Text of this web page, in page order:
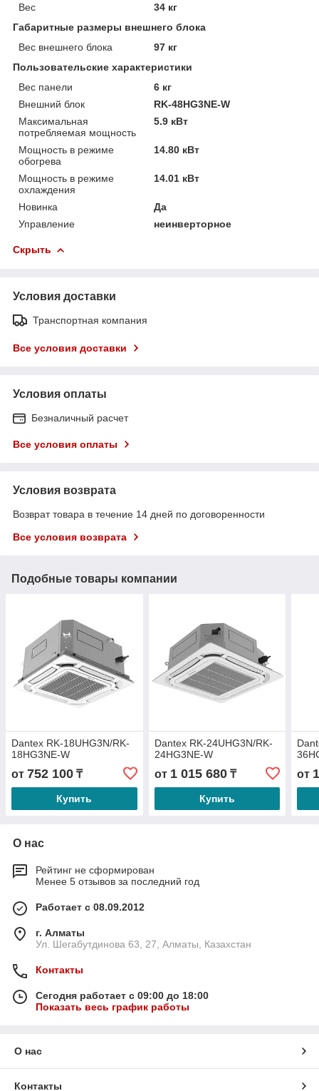
Вес
34 кг
Габаритные размеры внешнего блока
Вес внешнего блока
97 кг
Пользовательские характеристики
Вес панели
6 кг
Внешний блок
RK-48HG3NE-W
Максимальная
потребляемая мощность
5.9 кВт
Мощность в режиме
обогрева
14.80 кВт
Мощность в режиме
охлаждения
14.01 кВт
Новинка
Да
Управление
неинверторное
Скрыть
Условия доставки
Транспортная компания
Все условия доставки
Условия оплаты
Безналичный расчет
Все условия оплаты
Условия возврата
Возврат товара в течение 14 дней по договоренности
Все условия возврата
Подобные товары компании
Dantex RK-18UHG3N/RK-
18HG3NE-W
от 752 100 ₸
Купить
Dantex RK-24UHG3N/RK-
24HG3NE-W
от 1 015 680₸
Купить
от
О нас
Рейтинг не сформирован
Менее 5 отзывов за последний год
Работает с 08.09.2012
г. Алматы
Ул. Шегабутдинова 63, 27, Алматы, Казахстан
Контакты
Сегодня работает с 09:00 до 18:00
Показать весь график работы
О нас
Контакты